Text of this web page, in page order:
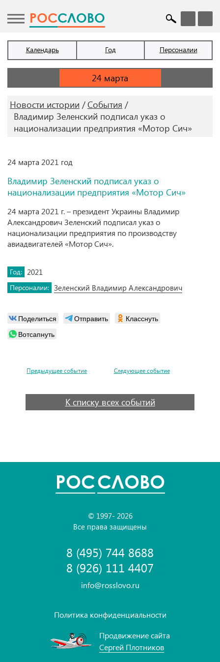
POCСЛОВО
Календарь Год Персоналии
Новости истории
События
Владимир Зеленский подписал указ о
национализации предприятия «Мотор Сич»
24 марта 2021 год
Владимир Зеленский подписал указ о
национализации предприятия «Мотор Сич»
24 марта 2021 г. – президент Украины Владимир
Александрович Зеленский подписал указ о
национализации предприятия по производству
авиадвигателей «Мотор Сич».
Год: 2021
Персоналии: Зеленский Владимир Александрович
Поделиться Отправить
Класснуть
Вотсапнуть
Предыдущее событие Следующее событие
К списку всех событий
POCСЛОВО
© 1997- 2026
Все права защищены
8 (495) 744 8688
8 (926) 111 4407
info@rosslovo.ru
Политика конфиденциальности
Продвижение сайта
Сергей Плотников